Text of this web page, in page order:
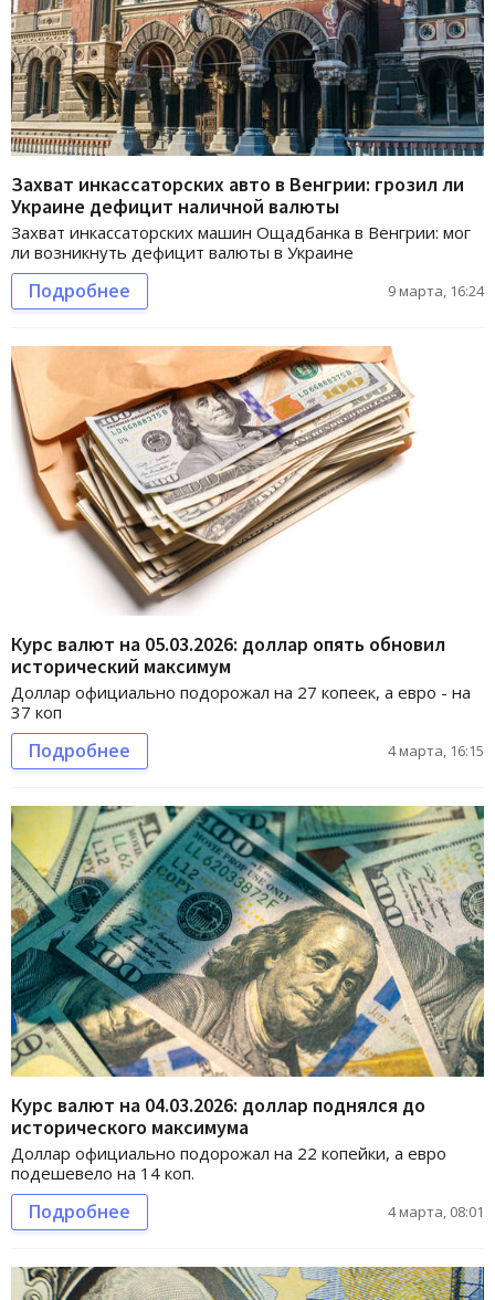
Захват инкассаторских авто в Венгрии: грозил ли
Украине дефицит наличной валюты
Захват инкассаторских машин Ощадбанка в Венгрии: мог
ли возникнуть дефицит валюты в Украине
Подробнее 9 марта, 16:24
Курс валют на 05.03.2026: доллар опять обновил
исторический максимум
Доллар официально подорожал на 27 копеек, а евро - на
37 коп
Подробнее 4 марта, 16:15
Курс валют на 04.03.2026: доллар поднялся до
исторического максимума
Доллар официально подорожал на 22 копейки, а евро
подешевело на 14 коп.
Подробнее 4 марта, 08:01